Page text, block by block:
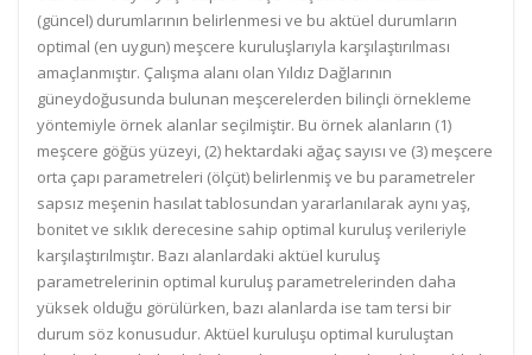
(güncel) durumlarının belirlenmesi ve bu aktüel durumların
optimal (en uygun) meşcere kuruluşlarıyla karşılaştırılması
amaçlanmıştır. Çalışma alanı olan Yıldız Dağlarının
güneydoğusunda bulunan meşcerelerden bilinçli örnekleme
yöntemiyle örnek alanlar seçilmiştir. Bu örnek alanların (1)
meşcere göğüs yüzeyi, (2) hektardaki ağaç sayısı ve (3) meşcere
orta çapı parametreleri (ölçüt) belirlenmiş ve bu parametreler
sapsız meşenin hasılat tablosundan yararlanılarak aynı yaş,
bonitet ve sıklık derecesine sahip optimal kuruluş verileriyle
karşılaştırılmıştır. Bazı alanlardaki aktüel kuruluş
parametrelerinin optimal kuruluş parametrelerinden daha
yüksek olduğu görülürken, bazı alanlarda ise tam tersi bir
durum söz konusudur. Aktüel kuruluşu optimal kuruluştan